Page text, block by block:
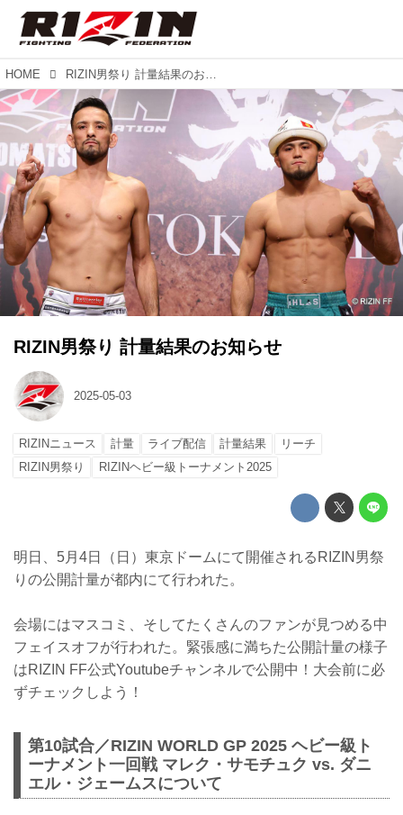
HOME RIZIN男祭り 計量結果のお知らせ
RIZIN男祭り 計量結果のお知らせ
2025-05-03
RIZINニュース 計量 ライブ配信 計量結果
リーチ
RIZIN男祭り
RIZINヘビー級トーナメント2025
明日、5月4日（日）東京ドームにて開催されるRIZIN男祭
りの公開計量が都内にて行われた。
会場にはマスコミ、そしてたくさんのファンが見つめる中
フェイスオフが行われた。緊張感に満ちた公開計量の様子
はRIZIN FF公式Youtubeチャンネルで公開中！大会前に必
ずチェックしよう！
第10試合／RIZIN WORLD GP 2025 ヘビー級ト
ーナメント一回戦 マレク・サモチュク vs. ダニ
エル・ジェームスについて